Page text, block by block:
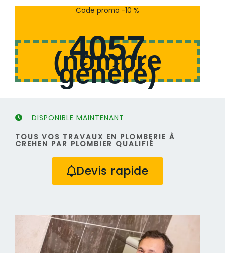
s
s
Code promo -10 %
4057
(nombre
généré)
DISPONIBLE MAINTENANT
TOUS VOS TRAVAUX EN PLOMBERIE À
CREHEN PAR PLOMBIER QUALIFIÉ
Devis rapide